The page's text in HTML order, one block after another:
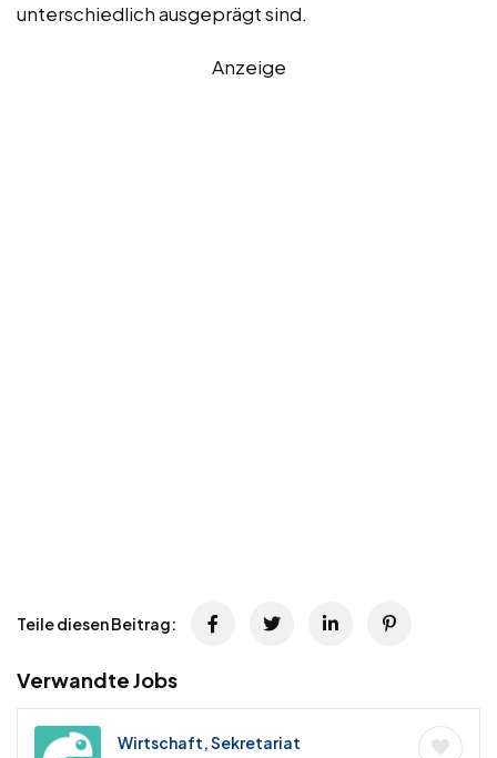
unterschiedlich ausgeprägt sind.
Anzeige
Teile diesen Beitrag:
Verwandte Jobs
Wirtschaft, Sekretariat